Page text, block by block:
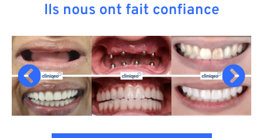
Ils nous ont fait confiance